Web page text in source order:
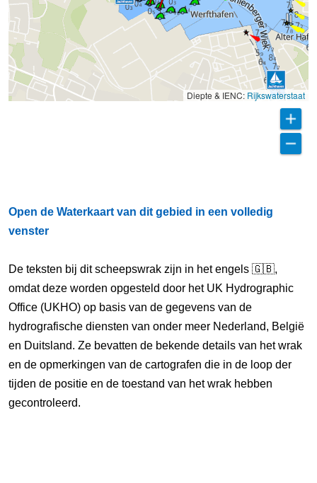
Diepte & IENC: Rijkswaterstaat
Open de Waterkaart van dit gebied in een volledig
venster
De teksten bij dit scheepswrak zijn in het engels 🇬🇧,
omdat deze worden opgesteld door het UK Hydrographic
Office (UKHO) op basis van de gegevens van de
hydrografische diensten van onder meer Nederland, België
en Duitsland. Ze bevatten de bekende details van het wrak
en de opmerkingen van de cartografen die in de loop der
tijden de positie en de toestand van het wrak hebben
gecontroleerd.